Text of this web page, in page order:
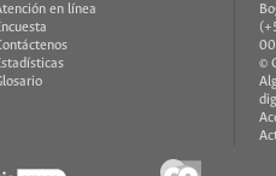
en línea
©